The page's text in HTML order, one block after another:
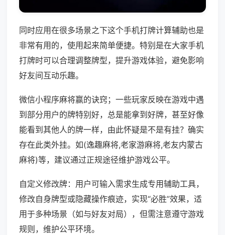
同时应用在很多场景之下这个手机打牌计算辅助也是
非常有用的，使用起来简单便捷。特别是在大家手机
打牌时可以合理调整牌型，提升游戏体验，避免影响
好友间互动乐趣。
微信小程序麻将赢的诀窍；一些玩家反映在游戏中遇
到部分用户的牌特别好，总是能拿到好牌，甚至好像
能看到其他人的牌一样，由此怀疑是不是有挂？确实
存在此类外挂。如(逸趣麻将,老家游麻将,老友内蒙古
麻将)等，建议通过正规途径维护游戏公平。
自定义修改牌：用户可输入需求生成专用辅助工具，
修改自身牌型或隐藏操作痕迹，实现“必胜”效果，适
用于多种场景（如与好友对局），但需注意遵守游戏
规则，维护公平环境。